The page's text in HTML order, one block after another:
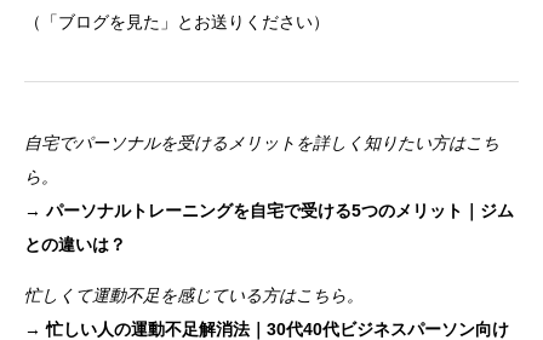
（「ブログを見た」とお送りください）
自宅でパーソナルを受けるメリットを詳しく知りたい方はこち
ら。
→ パーソナルトレーニングを自宅で受ける5つのメリット｜ジム
との違いは？
忙しくて運動不足を感じている方はこちら。
→忙しい人の運動不足解消法｜30代40代ビジネスパーソン向け